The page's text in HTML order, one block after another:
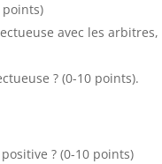
avec les arbitres,
? (0-10 points).
? (0-10 points)